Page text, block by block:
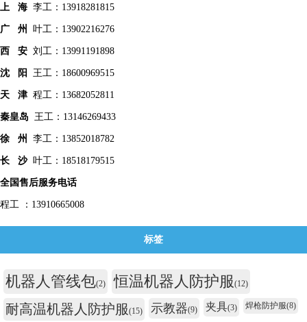
上 海 李工：13918281815
广 州 叶工：13902216276
西 安 刘工：13991191898
沈 阳 王工：18600969515
天 津 程工：13682052811
秦皇岛 王工：13146269433
徐 州 李工：13852018782
长 沙叶工：18518179515
全国售后服务电话
程工 ：13910665008
标签
机器人管线包(2) 恒温机器人防护服(12)
耐高温机器人防护服(15) 示教器(9) 夹具(3) 焊枪防护服(8)